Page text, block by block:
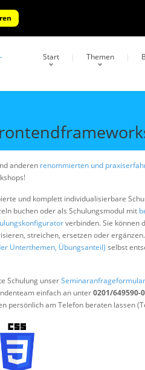
Start Themen
anderen renommierten und
und komplett individualisierbare
buchen oder als Schulungsmodul mit
verbinden. Sie können
streichen, ersetzen oder
Unterthemen, Übungsanteil) selbst
Schulung unserSeminaranfrageformular
einfach an unter0201/649590-0
persönlich am Telefon beraten lassen